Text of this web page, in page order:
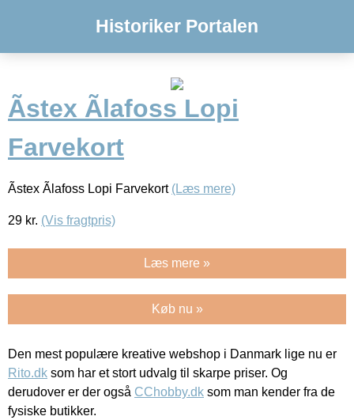
Historiker Portalen
Ãstex Ãlafoss Lopi
Farvekort
Ãstex Ãlafoss Lopi Farvekort (Læs mere)
29 kr. (Vis fragtpris)
Læs mere »
Køb nu »
Den mest populære kreative webshop i Danmark lige nu er
Rito.dk som har et stort udvalg til skarpe priser. Og
derudover er der også CChobby.dk som man kender fra de
fysiske butikker.